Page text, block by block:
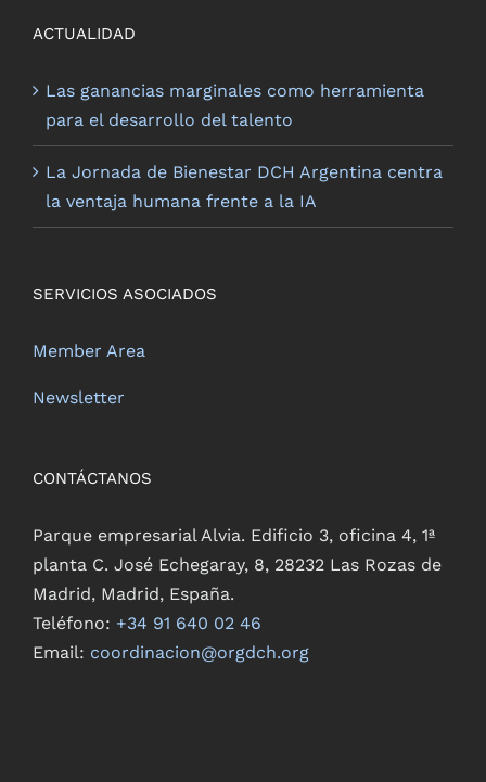
ACTUALIDAD
Las ganancias marginales como herramienta
para el desarrollo del talento
La Jornada de Bienestar DCH Argentina centra
la ventaja humana frente a la IA
SERVICIOS ASOCIADOS
Member Area
Newsletter
CONTÁCTANOS
Parque empresarial Alvia. Edificio 3, oficina 4, 1ª
planta C. José Echegaray, 8, 28232 Las Rozas de
Madrid, Madrid, España.
Teléfono: +34 91 640 02 46
Email: coordinacion@orgdch.org